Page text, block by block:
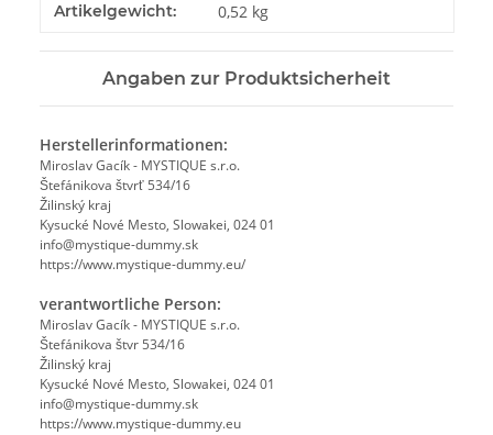
Artikelgewicht: 0,52 kg
Angaben zur Produktsicherheit
Herstellerinformationen:
Miroslav Gacík - MYSTIQUE s.r.o.
Štefánikova štvrť 534/16
Žilinský kraj
Kysucké Nové Mesto, Slowakei, 024 01
info@mystique-dummy.sk
https://www.mystique-dummy.eu/
verantwortliche Person:
Miroslav Gacík - MYSTIQUE s.r.o.
Štefánikova štvr 534/16
Žilinský kraj
Kysucké Nové Mesto, Slowakei, 024 01
info@mystique-dummy.sk
https://www.mystique-dummy.eu